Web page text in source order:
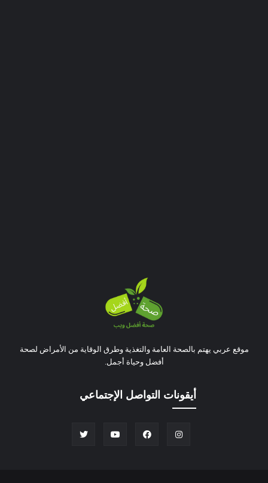
موقع عربي يهتم بالصحة العامة والتغذية وطرق الوقاية من الأمراض لصحة
أفضل وحياة أجمل.
أيقونات التواصل الإجتماعي